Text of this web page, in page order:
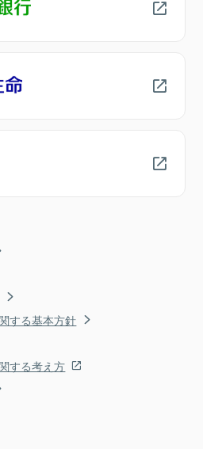
する基本方針
する考え方